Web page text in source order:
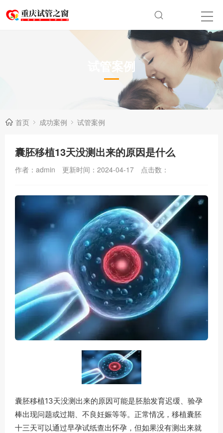
试管案例
首页 成功案例 试管案例
囊胚移植13天没测出来的原因是什么
作者：admin 更新时间：2024-04-17 点击数：
囊胚移植13天没测出来的原因可能是胚胎发育迟缓、验孕
棒出现问题或过期、不良妊娠等等。正常情况，移植囊胚
十三天可以通过早孕试纸查出怀孕，但如果没有测出来就